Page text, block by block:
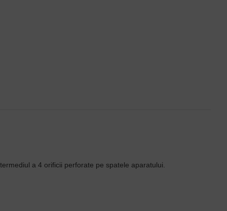
a 4 orificii perforate pe spatele aparatului.